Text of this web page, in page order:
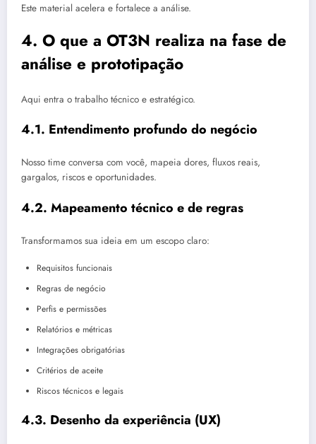
Este material acelera e fortalece a análise.
4. O que a OT3N realiza na fase de
análise e prototipação
Aqui entra o trabalho técnico e estratégico.
4.1. Entendimento profundo do negócio
Nosso time conversa com você, mapeia dores, fluxos reais,
gargalos, riscos e oportunidades.
4.2. Mapeamento técnico e de regras
Transformamos sua ideia em um escopo claro:
Requisitos funcionais
Regras de negócio
Perfis e permissões
Relatórios e métricas
Integrações obrigatórias
Critérios de aceite
Riscos técnicos e legais
4.3. Desenho da experiência (UX)